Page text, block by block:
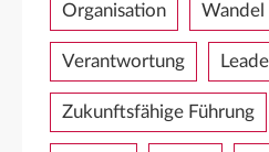
Organisation Wandel
Verantwortung
Zukunftsfähige Führung